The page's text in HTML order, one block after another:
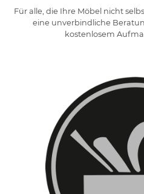
Für alle, die Ihre Möbel nicht
eine unverbindliche
kostenlosem